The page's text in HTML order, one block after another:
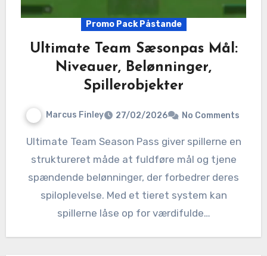
Promo Pack Påstande
Ultimate Team Sæsonpas Mål:
Niveauer, Belønninger,
Spillerobjekter
Marcus Finley 27/02/2026 No Comments
Ultimate Team Season Pass giver spillerne en
struktureret måde at fuldføre mål og tjene
spændende belønninger, der forbedrer deres
spiloplevelse. Med et tieret system kan
spillerne låse op for værdifulde…